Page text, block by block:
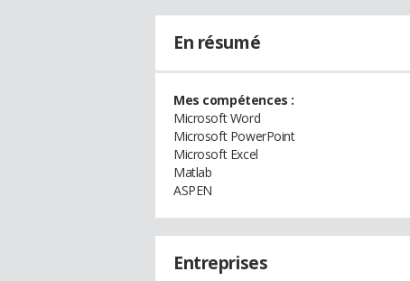
En résumé
Mes compétences :
Microsoft Word
Microsoft PowerPoint
Microsoft Excel
Matlab
ASPEN
Entreprises